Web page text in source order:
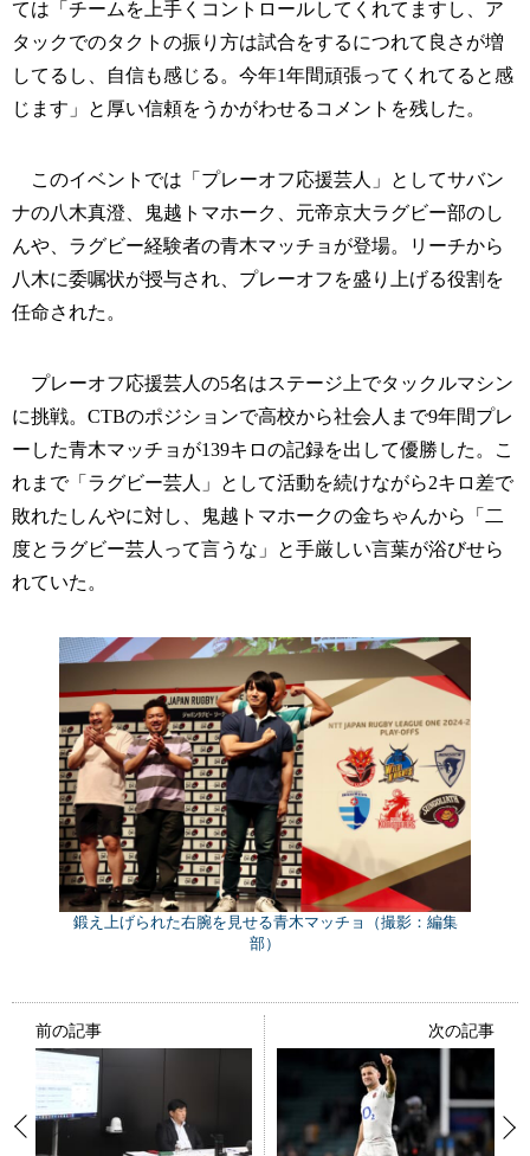
ては「チームを上手くコントロールしてくれてますし、ア
タックでのタクトの振り方は試合をするにつれて良さが増
してるし、自信も感じる。今年1年間頑張ってくれてると感
じます」と厚い信頼をうかがわせるコメントを残した。
このイベントでは「プレーオフ応援芸人」としてサバン
ナの八木真澄、鬼越トマホーク、元帝京大ラグビー部のし
んや、ラグビー経験者の青木マッチョが登場。リーチから
八木に委嘱状が授与され、プレーオフを盛り上げる役割を
任命された。
プレーオフ応援芸人の5名はステージ上でタックルマシン
に挑戦。CTBのポジションで高校から社会人まで9年間プレ
ーした青木マッチョが139キロの記録を出して優勝した。こ
れまで「ラグビー芸人」として活動を続けながら2キロ差で
敗れたしんやに対し、鬼越トマホークの金ちゃんから「二
度とラグビー芸人って言うな」と手厳しい言葉が浴びせら
れていた。
鍛え上げられた右腕を見せる青木マッチョ（撮影：編集
部）
前の記事 次の記事